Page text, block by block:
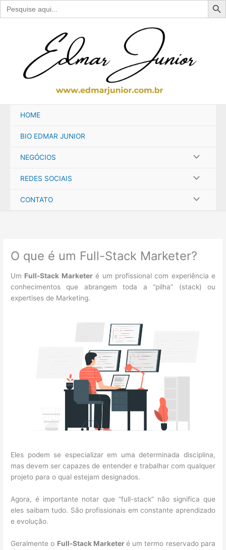
Search
for:
HOME
BIO EDMAR JUNIOR
NEGÓCIOS
REDES SOCIAIS
CONTATO
O que é um Full-Stack Marketer?
Um Full-Stack Marketeré um profissional com experiência e
conhecimentos que abrangem toda a “pilha” (stack) ou
expertises de Marketing.
Eles podem se especializar em uma determinada disciplina,
mas devem ser capazes de entender e trabalhar com qualquer
projeto para o qual estejam designados.
Agora, é importante notar que “full-stack” não significa que
eles saibam tudo. São profissionais em constante aprendizado
e evolução.
Geralmente o Full-Stack Marketeré um termo reservado para